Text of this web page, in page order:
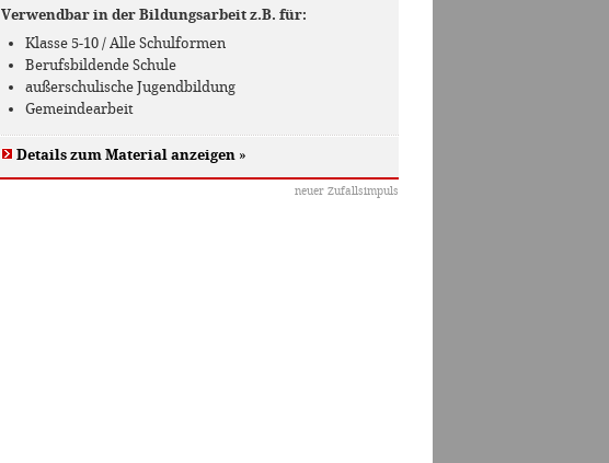
Verwendbar in der Bildungsarbeit z.B. für:
Klasse 5-10 / Alle Schulformen
Berufsbildende Schule
außerschulische Jugendbildung
Gemeindearbeit
Details zum Material anzeigen »
neuer Zufallsimpuls